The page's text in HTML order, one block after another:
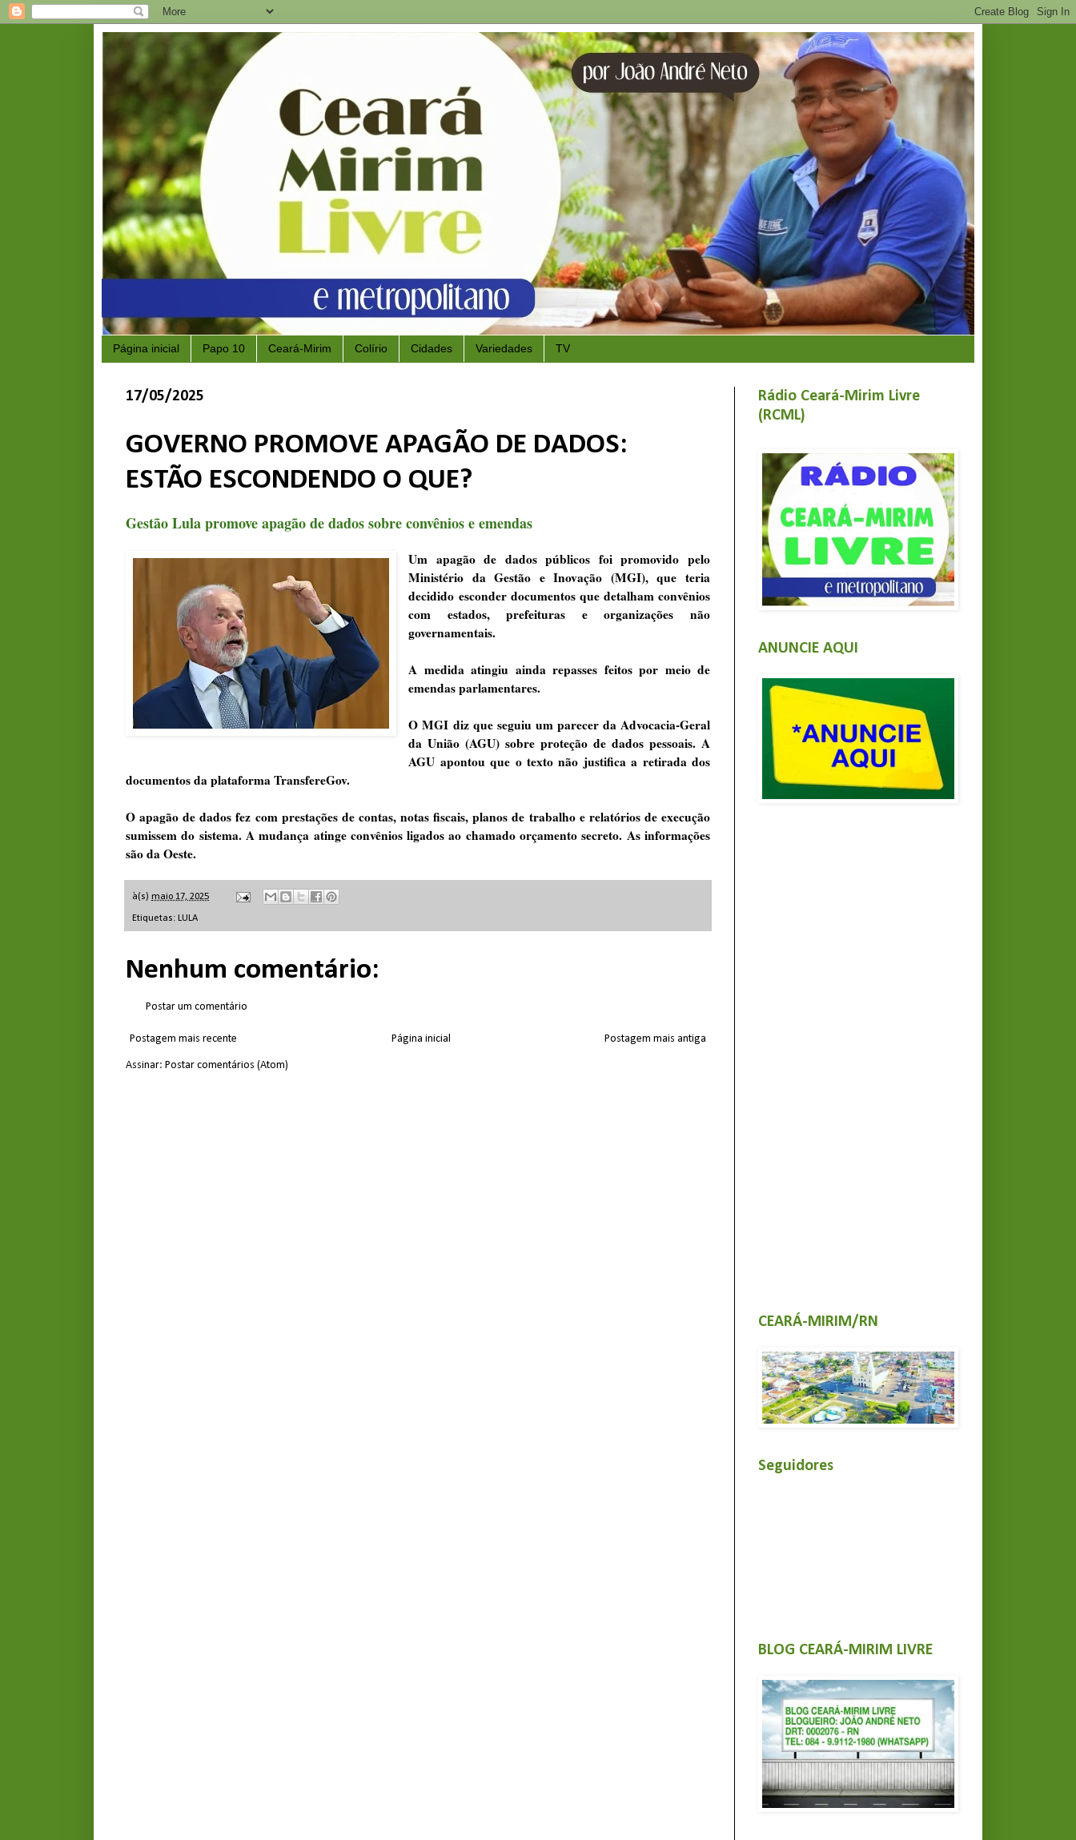
Página inicial Papo 10 Ceará-Mirim Colírio Cidades Variedades TV
17/05/2025
GOVERNO PROMOVE APAGÃO DE DADOS:
ESTÃO ESCONDENDO O QUE?
Gestão Lula promove apagão de dados sobre convênios e emendas
Um apagão de dados públicos foi promovido pelo
Ministério da Gestão e Inovação (MGI), que teria
decidido esconder documentos que detalham convênios
com estados, prefeituras e organizações não
governamentais.
A medida atingiu ainda repasses feitos por meio de
emendas parlamentares.
O MGI diz que seguiu um parecer da Advocacia-Geral
da União (AGU) sobre proteção de dados pessoais. A
AGU apontou que o texto não justifica a retirada dos
documentos da plataforma TransfereGov.
O apagão de dados fez com prestações de contas, notas fiscais, planos de trabalho e relatórios de execução
sumissem do sistema. A mudança atinge convênios ligados ao chamado orçamento secreto. As informações
são da Oeste.
à(s) maio 17, 2025
Etiquetas: LULA
Nenhum comentário:
Postar um comentário
Postagem mais recente Postagem mais antiga
Página inicial
Assinar: Postar comentários (Atom)
Rádio Ceará-Mirim Livre
(RCML)
ANUNCIE AQUI
CEARÁ-MIRIM/RN
Seguidores
BLOG CEARÁ-MIRIM LIVRE